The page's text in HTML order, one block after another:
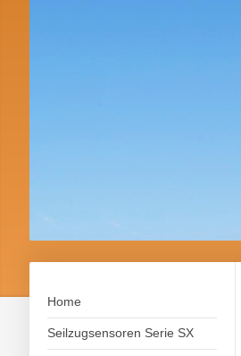
Home
Seilzugsensoren Serie SX